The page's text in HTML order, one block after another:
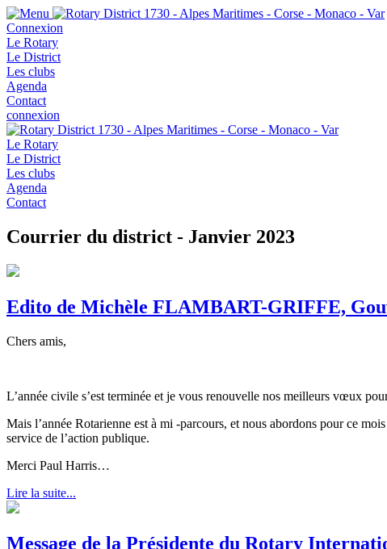
Connexion
Le Rotary
Le District
Les clubs
Agenda
Contact
connexion
Le Rotary
Le District
Les clubs
Agenda
Contact
Courrier du district - Janvier 2023
Edito de Michèle FLAMBART-GRIFFE,
Chers amis,
L’année civile s’est terminée et je vous renouvelle nos meilleurs vœux
Mais l’année Rotarienne est à mi -parcours, et nous abordons pour ce
service de l’action publique.
Merci Paul Harris…
Lire la suite...
Message de la Présidente du Rotary